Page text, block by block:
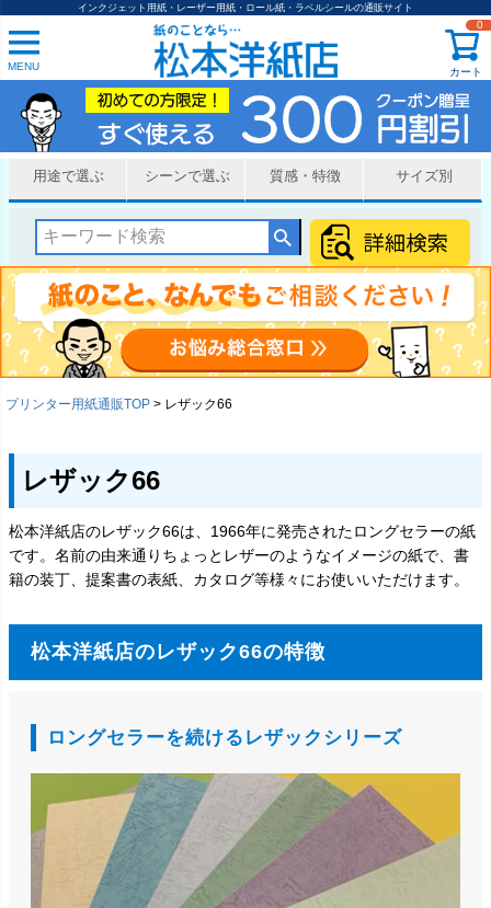
インクジェット用紙・レーザー用紙・ロール紙・ラベルシールの通販サイト
MENU カート
0
用途で選ぶ シーンで選ぶ 質感・特徴 サイズ別
プリンター用紙通販TOP レザック66
レザック66
松本洋紙店のレザック66は、1966年に発売されたロングセラーの紙
です。名前の由来通りちょっとレザーのようなイメージの紙で、書
籍の装丁、提案書の表紙、カタログ等様々にお使いいただけます。
松本洋紙店のレザック66の特徴
ロングセラーを続けるレザックシリーズ